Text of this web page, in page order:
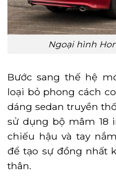
Ngoại hình
Bước sang thế hệ
loại bỏ phong cách
dáng sedan truyền
sử dụng bộ mâm 18
chiếu hậu và tay
để tạo sự đồng nhất
thân.